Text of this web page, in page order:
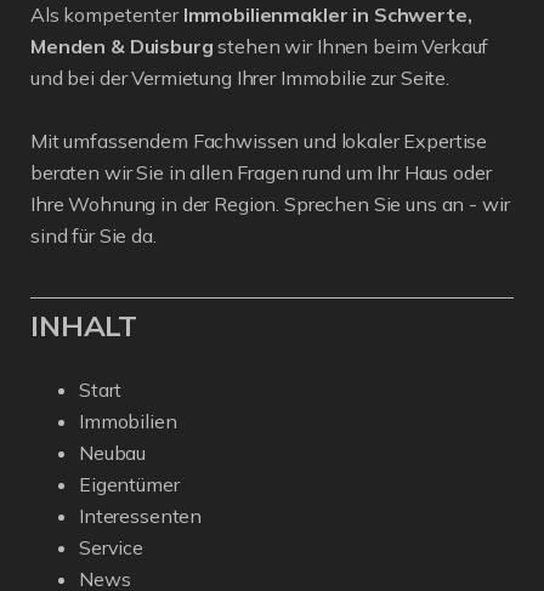
Als kompetenter Immobilienmakler in Schwerte,
Menden & Duisburg stehen wir Ihnen beim Verkauf
und bei der Vermietung Ihrer Immobilie zur Seite.
Mit umfassendem Fachwissen und lokaler Expertise
beraten wir Sie in allen Fragen rund um Ihr Haus oder
Ihre Wohnung in der Region. Sprechen Sie uns an - wir
sind für Sie da.
INHALT
Start
Immobilien
Neubau
Eigentümer
Interessenten
Service
News